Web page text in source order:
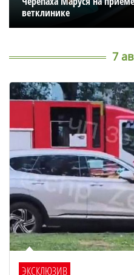
ветклинике
7
ЭКСКЛЮЗИВ